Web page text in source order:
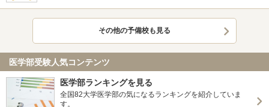
その他の予備校も見る
医学部受験人気コンテンツ
医学部ランキングを見る
全国82大学医学部の気になるランキングを紹介していま
す。